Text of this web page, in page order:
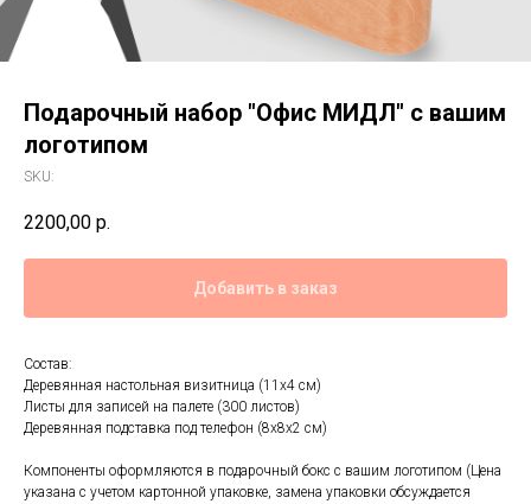
Подарочный набор "Офис МИДЛ" с вашим
логотипом
SKU:
2200,00 р.
Добавить в заказ
Состав:
Деревянная настольная визитница (11х4 см)
Листы для записей на палете (300 листов)
Деревянная подставка под телефон (8х8х2 см)
Компоненты оформляются в подарочный бокс с вашим логотипом (Цена
указана с учетом картонной упаковке, замена упаковки обсуждается